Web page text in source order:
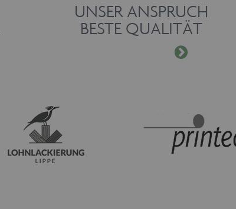
UNSER ANSPRUCH
BESTE QUALITÄT